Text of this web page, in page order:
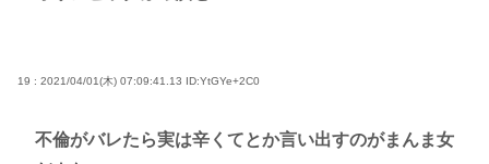
19 : 2021/04/01(木) 07:09:41.13 ID:YtGYe+2C0
不倫がバレたら実は辛くてとか言い出すのがまんま女